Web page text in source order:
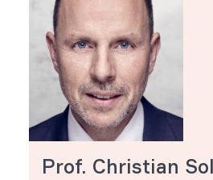
Prof. Christian